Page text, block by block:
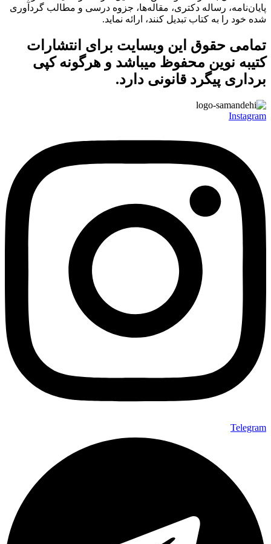
پایان‌نامه، رساله دکتری، مقاله‌ها، جزوه درسی و مطالب گردآوری
شده خود را به کتاب تبدیل کنند، ارائه نماید.
تمامی حقوق این وبسایت برای انتشارات
کتیبه نوین محفوظ میباشد و هرگونه کپی
برداری پیگرد قانونی دارد.
Instagram
Telegram